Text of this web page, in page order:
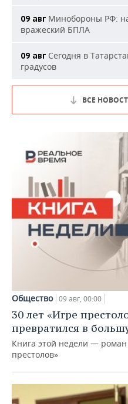
09 авг Минобороны РФ:
вражеский БПЛА
09 авг Сегодня в
градусов
ВСЕ
Общество 09 авг, 00:00
30 лет «Игре
превратился в
Книга этой недели —
престолов»